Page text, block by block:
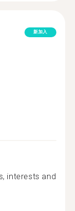
新加入
interests and